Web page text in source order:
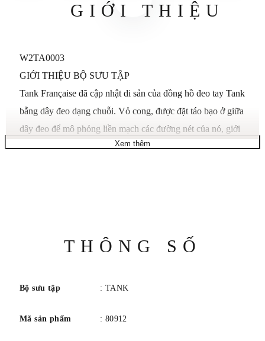
GIỚI THIỆU
W2TA0003
GIỚI THIỆU BỘ SƯU TẬP
Tank Française đã cập nhật di sản của đồng hồ đeo tay Tank
bằng dây đeo dạng chuỗi. Vỏ cong, được đặt táo bạo ở giữa
dây đeo để mô phỏng liền mạch các đường nét của nó, giới
thiệu dòng Tank mới có cùng thẩm mỹ thiết kế hiện đại.
Vỏ thép, vương miện hình bát giác bằng vàng vàng với
cabochon Spinel tổng hợp, mặt số hạt bạc, kim hình thanh
thép và vàng vàng, móc thép gấp ba lần có thể điều chỉnh.
Chống nước ở áp suất 3 bar (~30 mét).
Xem thêm
THÔNG SỐ
Bộ sưu tập : TANK
Mã sản phẩm : 80912